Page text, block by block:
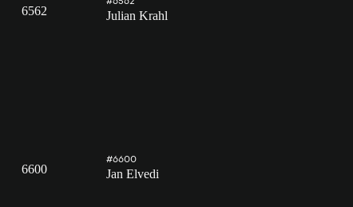
6562 Julian Krahl
6600
#6600
Jan Elvedi